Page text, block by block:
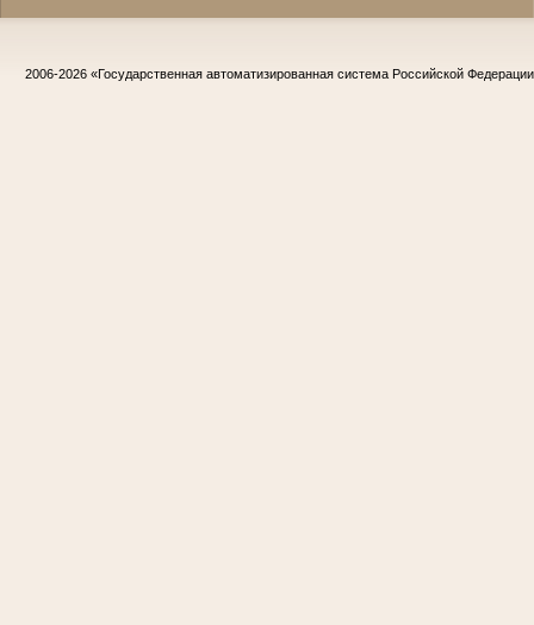
2006-2026 «Государственная автоматизированная система Российской